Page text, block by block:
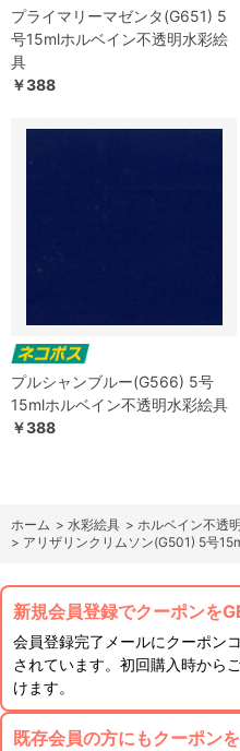
プライマリーマゼンタ(G651) 5
号15mlホルベイン不透明水彩絵
具
￥388
プルシャンブルー(G566) 5号
15mlホルベイン不透明水彩絵具
￥388
ホーム > 水彩絵具 > ホルベイン不透
> アリザリンクリムソン(G501) 5号
新規会員登録でクーポンを
会員登録完了メールにクーポン
されています。初回購入時から
けます。
既存会員の方にもクーポン